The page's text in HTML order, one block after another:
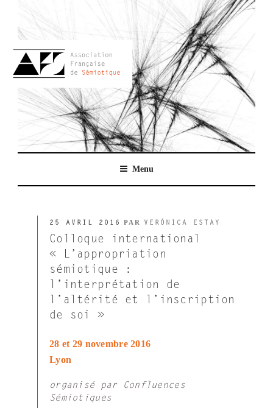
contenu
AFSEMIO.FR
Menu
PUBLIÉ
LE
25 AVRIL 2016 PAR VERÓNICA ESTAY
Colloque international
« L’appropriation
sémiotique :
l’interprétation de
l’altérité et l’inscription
de soi »
28 et 29 novembre 2016
Lyon
organisé par Confluences
Sémiotiques